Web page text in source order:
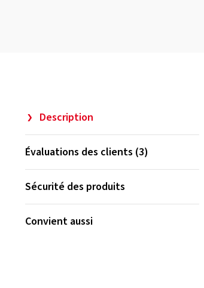
Description
Évaluations des clients (3)
Sécurité des produits
Convient aussi